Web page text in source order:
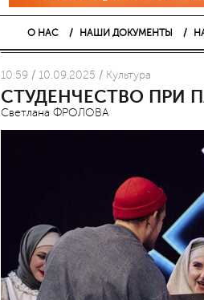
О НАС НАШИ ДОКУМЕНТЫ
10:59 / 10.09.2025 / Культура
СТУДЕНЧЕСТВО ПРИ
Светлана ФРОЛОВА